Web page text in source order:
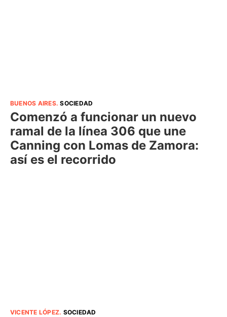
BUENOS AIRES.SOCIEDAD
Comenzó a funcionar un nuevo
ramal de la línea 306 que une
Canning con Lomas de Zamora:
así es el recorrido
VICENTE LÓPEZ. SOCIEDAD